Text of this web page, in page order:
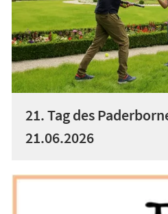
21. Tag des
21.06.2026